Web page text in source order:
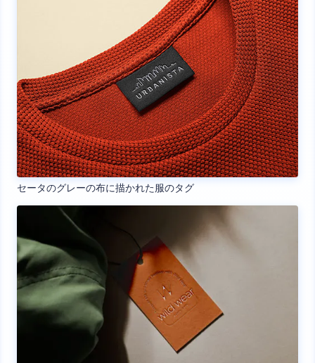
セータのグレーの布に描かれた服のタグ